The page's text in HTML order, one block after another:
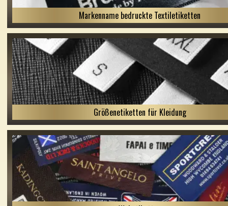
Markenname bedruckte Textiletiketten
Größenetiketten für Kleidung